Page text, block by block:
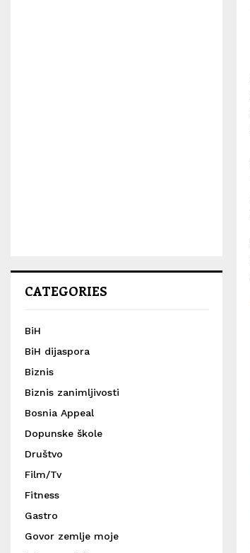
CATEGORIES
BiH
BiH dijaspora
Biznis
Biznis zanimljivosti
Bosnia Appeal
Dopunske škole
Društvo
Film/Tv
Fitness
Gastro
Govor zemlje moje